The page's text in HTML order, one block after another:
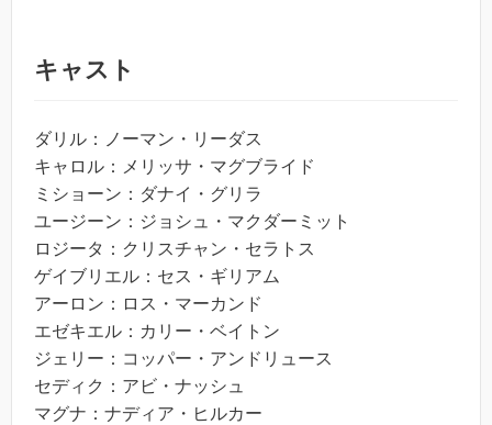
キャスト
ダリル：ノーマン・リーダス
キャロル：メリッサ・マグブライド
ミショーン：ダナイ・グリラ
ユージーン：ジョシュ・マクダーミット
ロジータ：クリスチャン・セラトス
ゲイブリエル：セス・ギリアム
アーロン：ロス・マーカンド
エゼキエル：カリー・ベイトン
ジェリー：コッパー・アンドリュース
セディク：アビ・ナッシュ
マグナ：ナディア・ヒルカー